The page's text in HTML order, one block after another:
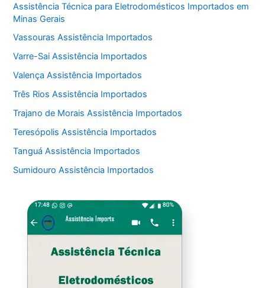
Assistência Técnica para Eletrodomésticos Importados em
Minas Gerais
Vassouras Assistência Importados
Varre-Sai Assistência Importados
Valença Assistência Importados
Três Rios Assistência Importados
Trajano de Morais Assistência Importados
Teresópolis Assistência Importados
Tanguá Assistência Importados
Sumidouro Assistência Importados